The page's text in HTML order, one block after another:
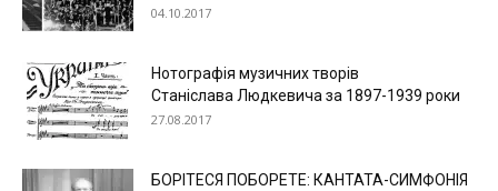
04.10.2017
Нотографія музичних творів
Станіслава Людкевича за 1897-1939 роки
27.08.2017
БОРІТЕСЯ ПОБОРЕТЕ: КАНТАТА-СИМФОНІЯ